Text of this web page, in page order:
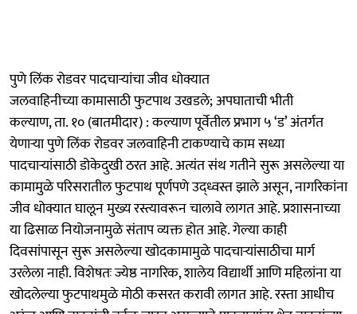
पुणे लिंक रोडवर पादचाऱ्यांचा जीव धोक्यात
जलवाहिनीच्या कामासाठी फुटपाथ उखडले; अपघाताची भीती
कल्याण, ता. १० (बातमीदार) : कल्याण पूर्वेतील प्रभाग ५ ‘ड’ अंतर्गत
येणाऱ्या पुणे लिंक रोडवर जलवाहिनी टाकण्याचे काम सध्या
पादचाऱ्यांसाठी डोकेदुखी ठरत आहे. अत्यंत संथ गतीने सुरू असलेल्या या
कामामुळे परिसरातील फुटपाथ पूर्णपणे उद्ध्वस्त झाले असून, नागरिकांना
जीव धोक्यात घालून मुख्य रस्त्यावरून चालावे लागत आहे. प्रशासनाच्या
या ढिसाळ नियोजनामुळे संताप व्यक्त होत आहे. गेल्या काही
दिवसांपासून सुरू असलेल्या खोदकामामुळे पादचाऱ्यांसाठीचा मार्ग
उरलेला नाही. विशेषतः ज्येष्ठ नागरिक, शालेय विद्यार्थी आणि महिलांना या
खोदलेल्या फुटपाथमुळे मोठी कसरत करावी लागत आहे. रस्ता आधीच